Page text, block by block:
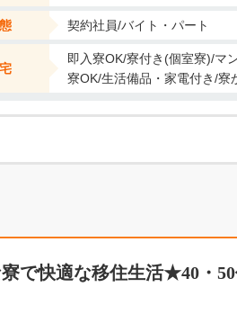
契約社員/バイト・パート
即入寮OK/寮付き(個室寮)/マ
寮OK/生活備品・家電付き/寮
で快適な移住生活★40・